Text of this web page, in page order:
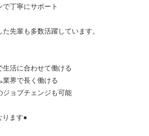
丁寧にサポート
先輩も多数活躍しています。
生活に合わせて働ける
業界で長く働ける
ジョブチェンジも可能
ります●